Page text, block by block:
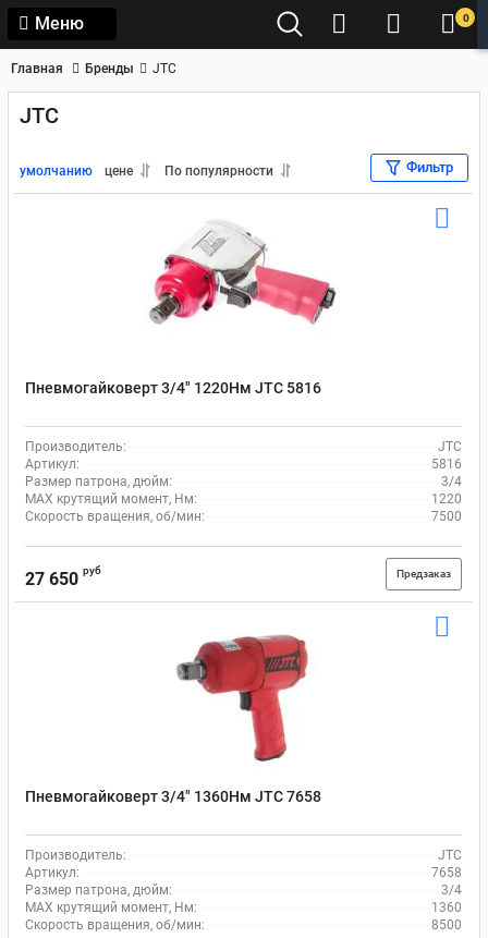
Меню 0
Главная Бренды JTC
JTC
умолчанию цене По популярности Фильтр
Пневмогайковерт 3/4" 1220Нм JTC 5816
Производитель:
JTC
Артикул:
5816
Размер патрона, дюйм:
3/4
MAX крутящий момент, Нм:
1220
Скорость вращения, об/мин:
7500
27 650 руб Предзаказ
Пневмогайковерт 3/4" 1360Нм JTC 7658
Производитель:
JTC
Артикул:
7658
Размер патрона, дюйм:
3/4
MAX крутящий момент, Нм:
1360
Скорость вращения, об/мин:
8500